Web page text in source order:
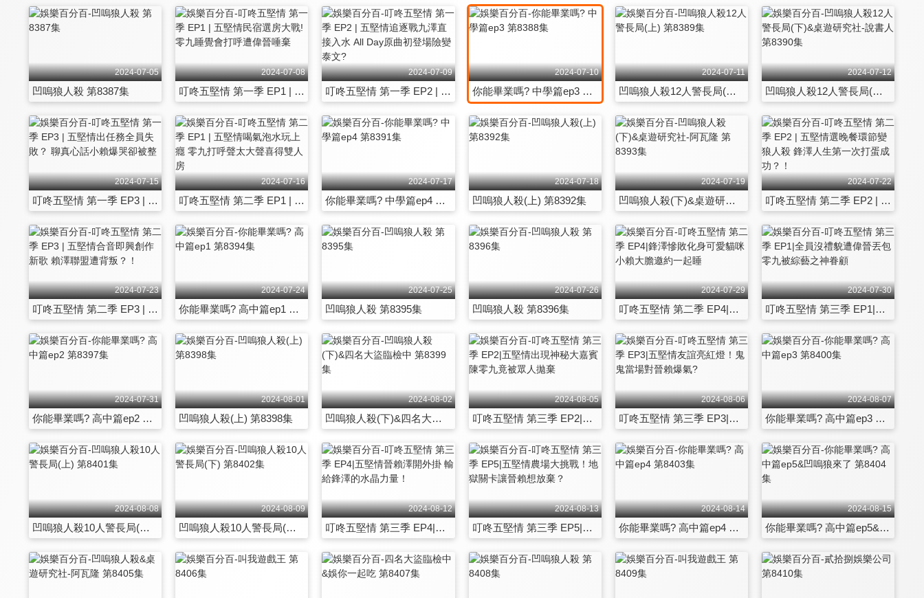
2024-07-05
凹嗚狼人殺 第8387集
2024-07-08
叮咚五堅情 第一季 EP1 | 五堅情民宿選房大戰!零九睡覺會打呼遭偉晉唾棄
2024-07-09
叮咚五堅情 第一季 EP2 | 五堅情追逐戰九澤直接入水 All Day原曲初登場險變泰文?
2024-07-10
你能畢業嗎? 中學篇ep3 第8388集
2024-07-11
凹嗚狼人殺12人警長局(上) 第8389集
2024-07-12
凹嗚狼人殺12人警長局(下)&桌遊研究社-說書人 第8390集
2024-07-15
叮咚五堅情 第一季 EP3 | 五堅情出任務全員失敗？ 聊真心話小賴爆哭卻被整
2024-07-16
叮咚五堅情 第二季 EP1 | 五堅情喝氣泡水玩上癮 零九打呼聲太大聲喜得雙人房
2024-07-17
你能畢業嗎? 中學篇ep4 第8391集
2024-07-18
凹嗚狼人殺(上) 第8392集
2024-07-19
凹嗚狼人殺(下)&桌遊研究社-阿瓦隆 第8393集
2024-07-22
叮咚五堅情 第二季 EP2 | 五堅情選晚餐環節變狼人殺 鋒澤人生第一次打蛋成功？！
2024-07-23
叮咚五堅情 第二季 EP3 | 五堅情合音即興創作新歌 賴澤聯盟遭背叛？！
2024-07-24
你能畢業嗎? 高中篇ep1 第8394集
2024-07-25
凹嗚狼人殺 第8395集
2024-07-26
凹嗚狼人殺 第8396集
2024-07-29
叮咚五堅情 第二季 EP4|鋒澤慘敗化身可愛貓咪 小賴大膽邀約一起睡
2024-07-30
叮咚五堅情 第三季 EP1|全員沒禮貌遭偉晉丟包 零九被綜藝之神眷顧
2024-07-31
你能畢業嗎? 高中篇ep2 第8397集
2024-08-01
凹嗚狼人殺(上) 第8398集
2024-08-02
凹嗚狼人殺(下)&四名大盜臨檢中 第8399集
2024-08-05
叮咚五堅情 第三季 EP2|五堅情出現神秘大嘉賓 陳零九竟被眾人拋棄
2024-08-06
叮咚五堅情 第三季 EP3|五堅情友誼亮紅燈！鬼鬼當場對晉賴爆氣?
2024-08-07
你能畢業嗎? 高中篇ep3 第8400集
2024-08-08
凹嗚狼人殺10人警長局(上) 第8401集
2024-08-09
凹嗚狼人殺10人警長局(下) 第8402集
2024-08-12
叮咚五堅情 第三季 EP4|五堅情晉賴澤開外掛 輸給鋒澤的水晶力量！
2024-08-13
叮咚五堅情 第三季 EP5|五堅情農場大挑戰！地獄關卡讓晉賴想放棄？
2024-08-14
你能畢業嗎? 高中篇ep4 第8403集
2024-08-15
你能畢業嗎? 高中篇ep5&凹嗚狼來了 第8404集